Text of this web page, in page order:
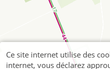
Ce site internet utilise des
internet, vous déclarez